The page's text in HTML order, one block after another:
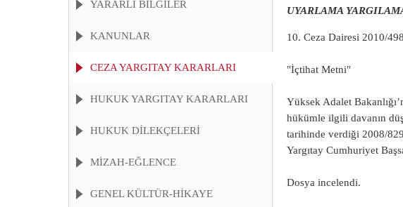
UYARLAMA
10. Ceza Dairesi 2010/
"İçtihat Metni"
Yüksek Adalet
hükümle ilgili davanın
tarihinde verdiği 2008/829
Yargıtay Cumhuriyet
Dosya incelendi.
YARARLI BİLGİLER
KANUNLAR
CEZA YARGITAY KARARLARI
HUKUK YARGITAY KARARLARI
HUKUK DİLEKÇELERİ
MİZAH-EĞLENCE
GENEL KÜLTÜR-HİKAYE